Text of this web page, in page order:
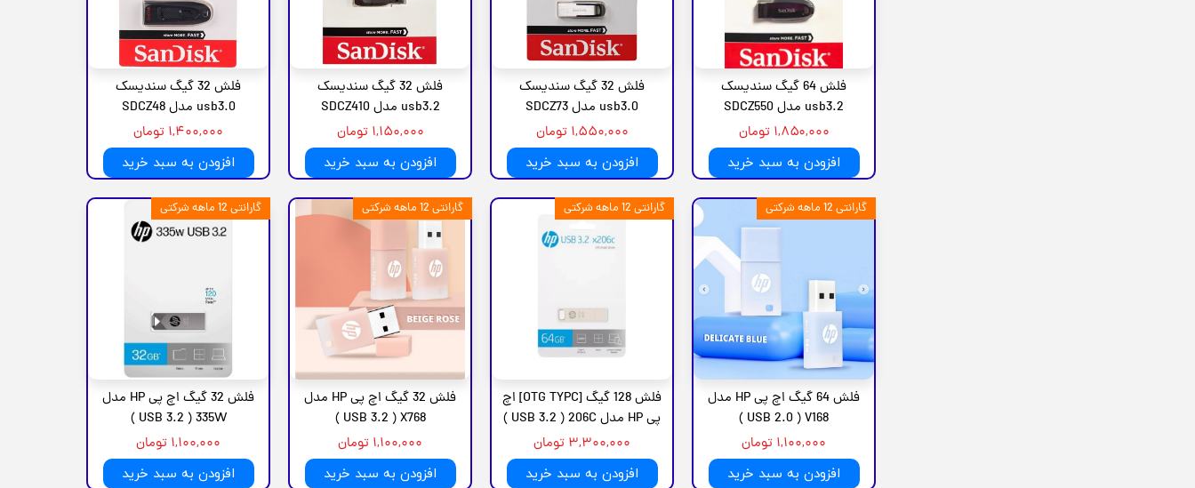
فلش 64 گیگ سندیسک
usb3.2 مدل SDCZ550
۱,۸۵۰,۰۰۰ تومان
افزودن به سبد خرید
فلش 32 گیگ سندیسک
usb3.0 مدل SDCZ73
۱,۵۵۰,۰۰۰ تومان
افزودن به سبد خرید
فلش 32 گیگ سندیسک
usb3.2 مدل SDCZ410
۱,۱۵۰,۰۰۰ تومان
افزودن به سبد خرید
فلش 32 گیگ سندیسک
usb3.0 مدل SDCZ48
۱,۴۰۰,۰۰۰ تومان
افزودن به سبد خرید
فلش 64 گیگ اچ پی HP مدل
USB 2.0 ) V168 )
۱,۱۰۰,۰۰۰ تومان
افزودن به سبد خرید
گارانتی 12 ماهه شرکتی
فلش 128 گیگ [OTG TYPC] اچ
پی HP مدل USB 3.2 ) 206C )
۳,۳۰۰,۰۰۰ تومان
افزودن به سبد خرید
گارانتی 12 ماهه شرکتی
فلش 32 گیگ اچ پی HP مدل
USB 3.2 ) X768 )
۱,۱۰۰,۰۰۰ تومان
افزودن به سبد خرید
گارانتی 12 ماهه شرکتی
فلش 32 گیگ اچ پی HP مدل
USB 3.2 ) 335W )
۱,۱۰۰,۰۰۰ تومان
افزودن به سبد خرید
گارانتی 12 ماهه شرکتی